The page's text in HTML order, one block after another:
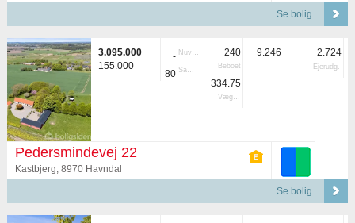
Se bolig
3.095.000
155.000
- Nuvær.
80 Samlet
240
Beboet
334.75
Vægtet
9.246 2.724
Ejerudg.
Pedersmindevej 22
Kastbjerg, 8970 Havndal
Se bolig